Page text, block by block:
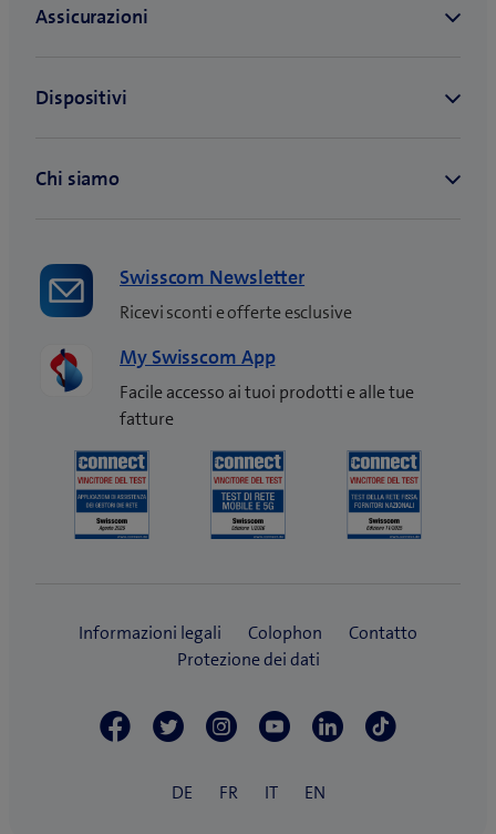
Swisscom Newsletter
Ricevi sconti e offerte esclusive
My Swisscom App
Facile accesso ai tuoi prodotti e alle tue
fatture